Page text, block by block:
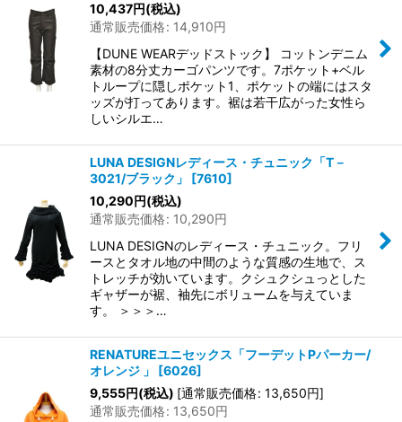
10,437円(税込)
通常販売価格: 14,910円
【DUNE WEARデッドストック】 コットンデニム
素材の8分丈カーゴパンツです。7ポケット+ベル
トループに隠しポケット1、ポケットの端にはスタ
ッズが打ってあります。裾は若干広がった女性ら
しいシルエ…
LUNA DESIGNレディース・チュニック「T－
3021/ブラック」
[7610]
10,290円(税込)
通常販売価格: 10,290円
LUNA DESIGNのレディース・チュニック。フリ
ースとタオル地の中間のような質感の生地で、ス
トレッチが効いています。クシュクシュっとした
ギャザーが裾、袖先にボリュームを与えていま
す。 ＞＞＞…
RENATUREユニセックス「フーデットPパーカー/
オレンジ 」
[6026]
9,555円(税込) [通常販売価格: 13,650円]
通常販売価格: 13,650円